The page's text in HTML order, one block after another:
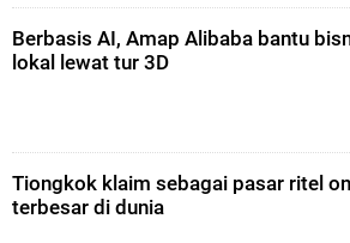
Berbasis AI, Amap Alibaba bantu
lokal lewat tur 3D
Tiongkok klaim sebagai pasar ritel
terbesar di dunia